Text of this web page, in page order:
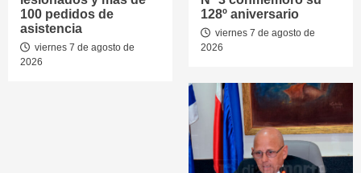
100 pedidos de
asistencia
viernes 7 de agosto de
2026
128º aniversario
viernes 7 de agosto de
2026